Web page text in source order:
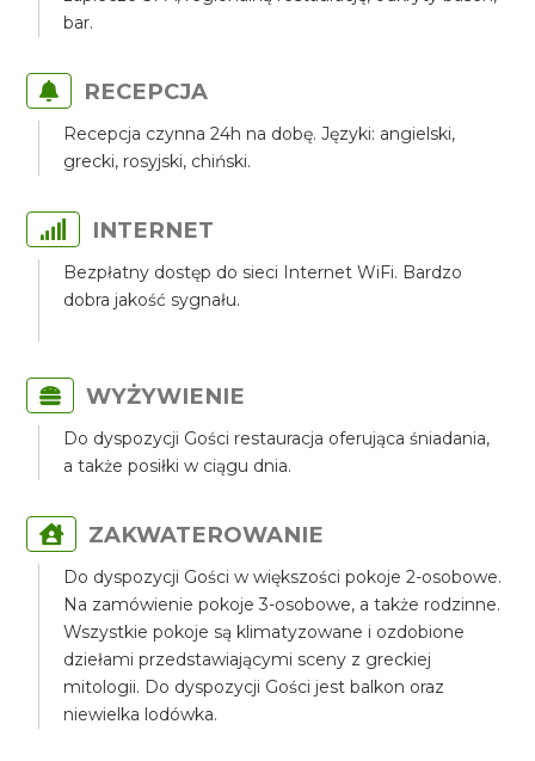
bar.
RECEPCJA
Recepcja czynna 24h na dobę. Języki: angielski,
grecki, rosyjski, chiński.
INTERNET
Bezpłatny dostęp do sieci Internet WiFi. Bardzo
dobra jakość sygnału.
WYŻYWIENIE
Do dyspozycji Gości restauracja oferująca śniadania,
a także posiłki w ciągu dnia.
ZAKWATEROWANIE
Do dyspozycji Gości w większości pokoje 2-osobowe.
Na zamówienie pokoje 3-osobowe, a także rodzinne.
Wszystkie pokoje są klimatyzowane i ozdobione
dziełami przedstawiającymi sceny z greckiej
mitologii. Do dyspozycji Gości jest balkon oraz
niewielka lodówka.